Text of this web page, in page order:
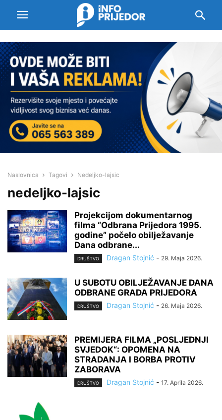
Naslovnica Tagovi Nedeljko-lajsic
nedeljko-lajsic
Projekcijom dokumentarnog
filma “Odbrana Prijedora 1995.
godine” počelo obilježavanje
Dana odbrane...
DRUŠTVO Dragan Stojnić - 29. Maja 2026.
U SUBOTU OBILJEŽAVANJE DANA
ODBRANE GRADA PRIJEDORA
DRUŠTVO Dragan Stojnić - 26. Maja 2026.
PREMIJERA FILMA „POSLJEDNJI
SVJEDOK“: OPOMENA NA
STRADANJA I BORBA PROTIV
ZABORAVA
DRUŠTVO Dragan Stojnić - 17. Aprila 2026.